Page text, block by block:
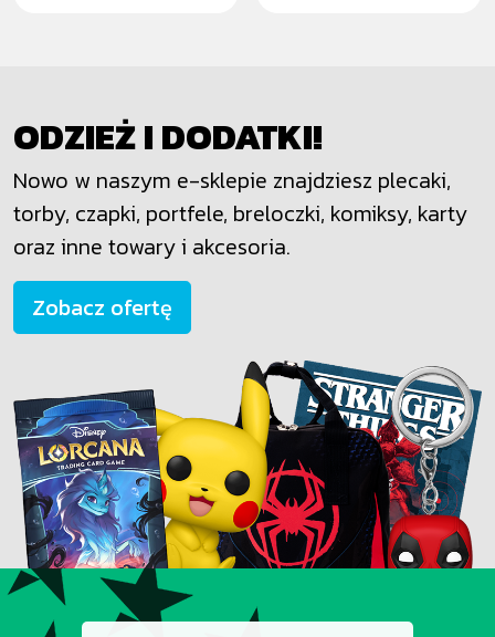
ODZIEŻ I DODATKI!
Nowo w naszym e-sklepie znajdziesz plecaki,
torby, czapki, portfele, breloczki, komiksy, karty
oraz inne towary i akcesoria.
Zobacz ofertę